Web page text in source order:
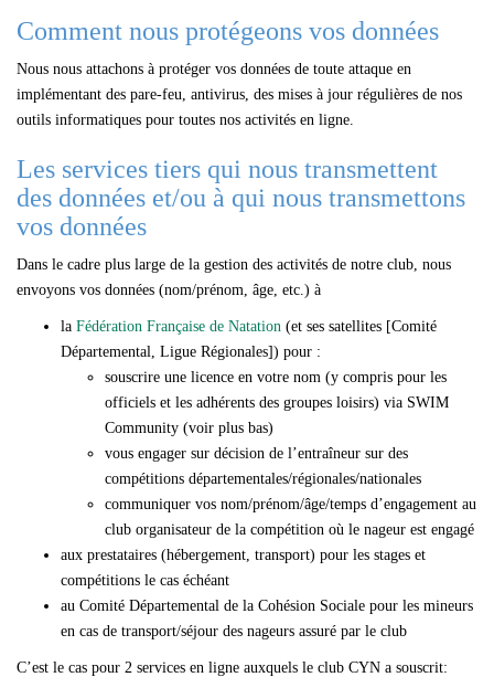
Comment nous protégeons vos données
Nous nous attachons à protéger vos données de toute attaque en
implémentant des pare-feu, antivirus, des mises à jour régulières de nos
outils informatiques pour toutes nos activités en ligne.
Les services tiers qui nous transmettent
des données et/ou à qui nous transmettons
vos données
Dans le cadre plus large de la gestion des activités de notre club, nous
envoyons vos données (nom/prénom, âge, etc.) à
la Fédération Française de Natation (et ses satellites [Comité
Départemental, Ligue Régionales]) pour :
souscrire une licence en votre nom (y compris pour les
officiels et les adhérents des groupes loisirs) via SWIM
Community (voir plus bas)
vous engager sur décision de l’entraîneur sur des
compétitions départementales/régionales/nationales
communiquer vos nom/prénom/âge/temps d’engagement au
club organisateur de la compétition où le nageur est engagé
aux prestataires (hébergement, transport) pour les stages et
compétitions le cas échéant
au Comité Départemental de la Cohésion Sociale pour les mineurs
en cas de transport/séjour des nageurs assuré par le club
C’est le cas pour 2 services en ligne auxquels le club CYN a souscrit: